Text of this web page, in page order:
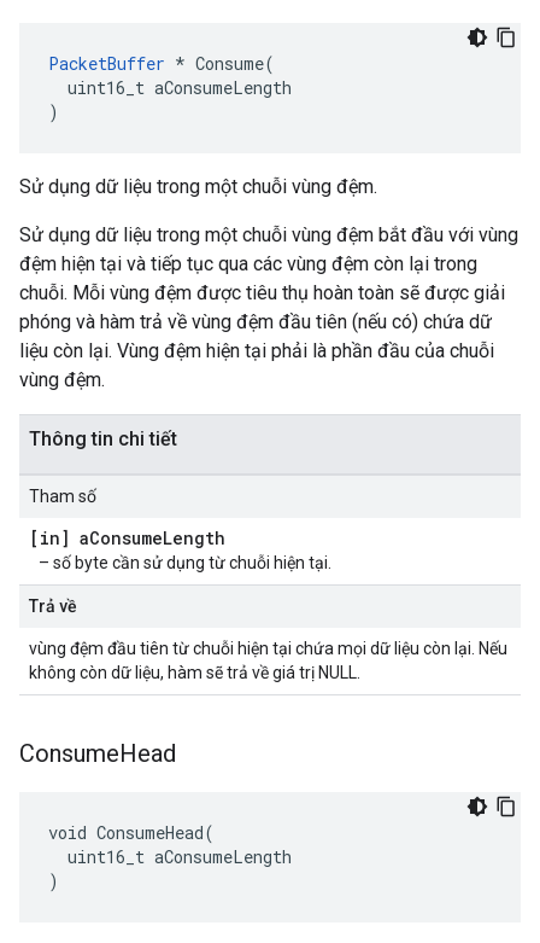
PacketBuffer * Consume(
  uint16_t aConsumeLength
)
Sử dụng dữ liệu trong một chuỗi vùng đệm.
Sử dụng dữ liệu trong một chuỗi vùng đệm bắt đầu với vùng
đệm hiện tại và tiếp tục qua các vùng đệm còn lại trong
chuỗi. Mỗi vùng đệm được tiêu thụ hoàn toàn sẽ được giải
phóng và hàm trả về vùng đệm đầu tiên (nếu có) chứa dữ
liệu còn lại. Vùng đệm hiện tại phải là phần đầu của chuỗi
vùng đệm.
Thông tin chi tiết
Tham số
[in] aConsumeLength
– số byte cần sử dụng từ chuỗi hiện tại.
Trả về
vùng đệm đầu tiên từ chuỗi hiện tại chứa mọi dữ liệu còn lại. Nếu
không còn dữ liệu, hàm sẽ trả về giá trị NULL.
ConsumeHead
void ConsumeHead(
  uint16_t aConsumeLength
)